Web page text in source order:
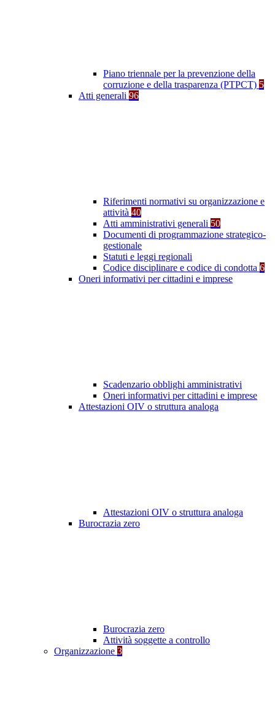
Piano triennale per la prevenzione della
corruzione e della trasparenza (PTPCT) 5
Atti generali 96
Riferimenti normativi su organizzazione e
attività 40
Atti amministrativi generali 50
Documenti di programmazione strategico-
gestionale
Statuti e leggi regionali
Codice disciplinare e codice di condotta 6
Oneri informativi per cittadini e imprese
Scadenzario obblighi amministrativi
Oneri informativi per cittadini e imprese
Attestazioni OIV o struttura analoga
Attestazioni OIV o struttura analoga
Burocrazia zero
Burocrazia zero
Attività soggette a controllo
Organizzazione 3